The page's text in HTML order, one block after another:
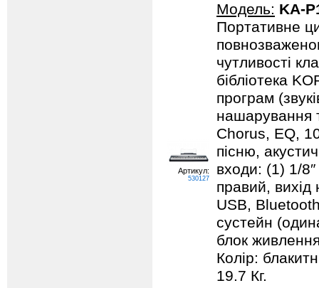
Артикул:
530127
Модель: KA-
Портативне
чутливості
бібліотека
програм
нашарування
Chorus, EQ,
пісню,
входи: (1) 1/
правий,
USB,
сустейн
блок
Колір:
19.7 Кг.